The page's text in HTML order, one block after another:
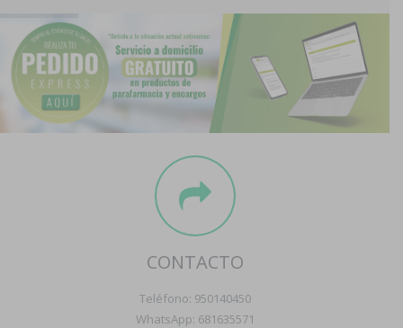
Pedidos express
Blog
Contacto
Boletín
CONTACTO
Teléfono: 950140450
WhatsApp: 681635571